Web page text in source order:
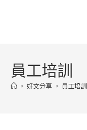
員工培訓
> 好文分享 > 員工培訓